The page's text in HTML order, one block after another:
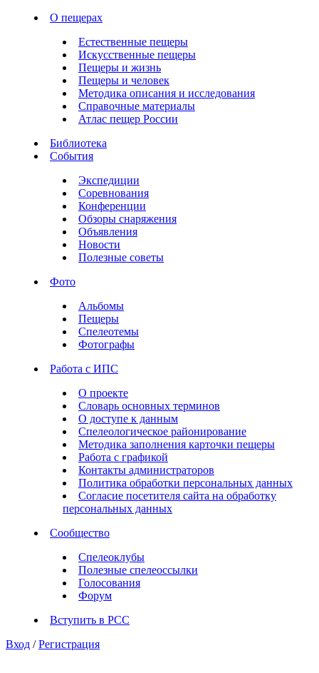
О пещерах
Естественные пещеры
Искусственные пещеры
Пещеры и жизнь
Пещеры и человек
Методика описания и исследования
Справочные материалы
Атлас пещер России
Библиотека
События
Экспедиции
Соревнования
Конференции
Обзоры снаряжения
Объявления
Новости
Полезные советы
Фото
Альбомы
Пещеры
Спелеотемы
Фотографы
Работа с ИПС
О проекте
Словарь основных терминов
О доступе к данным
Спелеологическое районирование
Методика заполнения карточки пещеры
Работа с графикой
Контакты администраторов
Политика обработки персональных данных
Согласие посетителя сайта на обработку
персональных данных
Сообщество
Спелеоклубы
Полезные спелеоссылки
Голосования
Форум
Вступить в РСС
Вход / Регистрация